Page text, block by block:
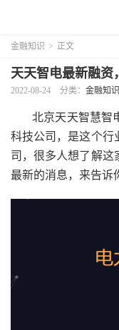
金融知识 > 正文
天天智电最新融资
2022-08-24 分类： 金融知识
北京天天智慧智
科技公司，是这个行
司，很多人想了解这
最新的消息，来告诉